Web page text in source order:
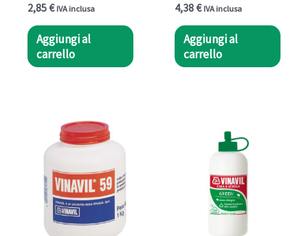
2,85€ IVA inclusa
Aggiungi al
carrello
4,38€ IVA inclusa
Aggiungi al
carrello